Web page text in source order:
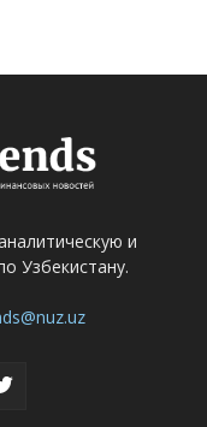
и
Узбекистану.